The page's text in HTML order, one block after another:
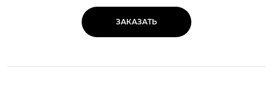
ЗАКАЗАТЬ